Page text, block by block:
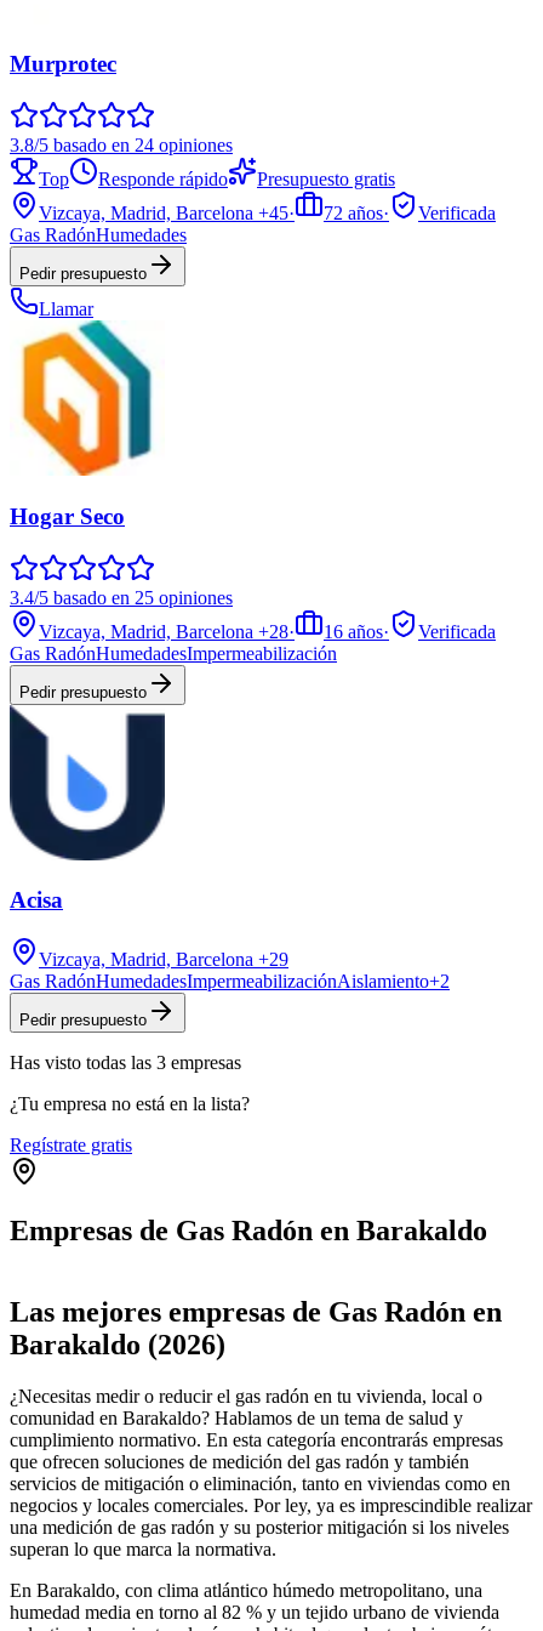
Murprotec
3.8/5 basado en 24 opiniones
Top
Responde rápido
Presupuesto gratis
Vizcaya, Madrid, Barcelona +45· 72 años·
Verificada
Gas RadónHumedades
Pedir presupuesto
Llamar
Hogar Seco
3.4/5 basado en 25 opiniones
Vizcaya, Madrid, Barcelona +28· 16 años·
Verificada
Gas RadónHumedadesImpermeabilización
Pedir presupuesto
Acisa
Vizcaya, Madrid, Barcelona +29
Gas RadónHumedadesImpermeabilizaciónAislamiento+2
Pedir presupuesto
Has visto todas las 3 empresas
¿Tu empresa no está en la lista?
Regístrate gratis
Empresas de Gas Radón en Barakaldo
+
−
Las mejores empresas de Gas Radón en
Barakaldo (2026)
¿Necesitas medir o reducir el gas radón en tu vivienda, local o
comunidad en Barakaldo? Hablamos de un tema de salud y
cumplimiento normativo. En esta categoría encontrarás empresas
que ofrecen soluciones de medición del gas radón y también
servicios de mitigación o eliminación, tanto en viviendas como en
negocios y locales comerciales. Por ley, ya es imprescindible realizar
una medición de gas radón y su posterior mitigación si los niveles
superan lo que marca la normativa.
En Barakaldo, con clima atlántico húmedo metropolitano, una
humedad media en torno al 82 % y un tejido urbano de vivienda